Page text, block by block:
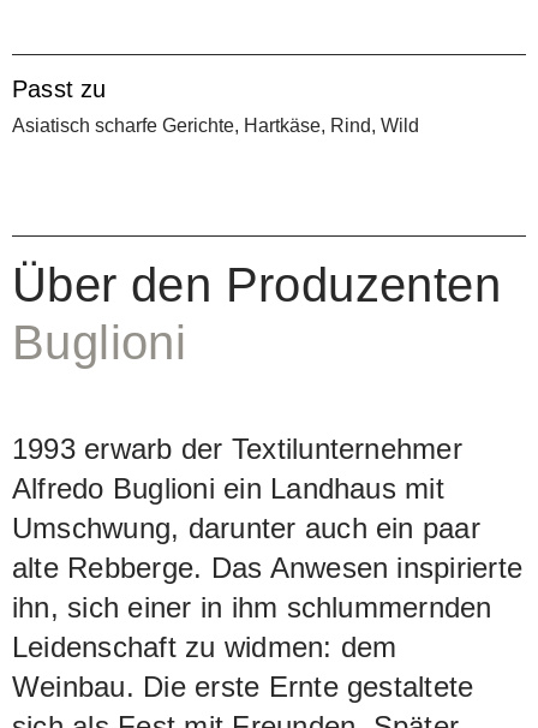
Jahre 1993 haben die
erworben. Dieses war mit alten Reben
bepflanzt, wobei niemand so recht
wusste, was damit anzufangen sei. Die
erste Ernte war mehr ein Herbstfest mit
Textilfirma, mit über 30 in Italien
verteilten Verkaufsgeschäften, hatten
von Reben, geschweige denn vom
Weinmachen, weder Vater Alfredo
Buglioni noch Sohn Mariano eine
Ahnung. Dies aber sollte sich ändern.
Viel Ehrgeiz hat die beiden
Passt zu
Asiatisch scharfe Gerichte, Hartkäse, Rind, Wild
Über den Produzenten
Buglioni
1993 erwarb der Textilunternehmer
Alfredo Buglioni ein Landhaus mit
Umschwung, darunter auch ein paar
alte Rebberge. Das Anwesen inspirierte
ihn, sich einer in ihm schlummernden
Leidenschaft zu widmen: dem
Weinbau. Die erste Ernte gestaltete